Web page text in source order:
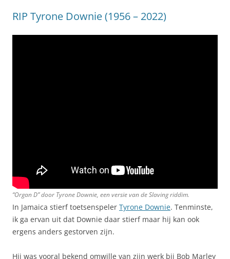
RIP Tyrone Downie (1956 – 2022)
“Organ D” door Tyrone Downie, een versie van de Slaving riddim.
In Jamaica stierf toetsenspeler Tyrone Downie. Tenminste,
ik ga ervan uit dat Downie daar stierf maar hij kan ook
ergens anders gestorven zijn.
Hij was vooral bekend omwille van zijn werk bij Bob Marley